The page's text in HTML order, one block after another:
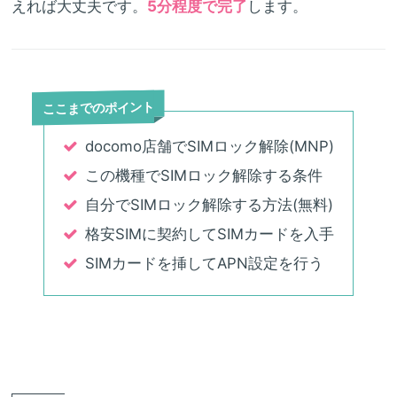
えれば大丈夫です。 5分程度で完了 します。
ここまでのポイント
docomo店舗でSIMロック解除(MNP)
この機種でSIMロック解除する条件
自分でSIMロック解除する方法(無料)
格安SIMに契約してSIMカードを入手
SIMカードを挿してAPN設定を行う